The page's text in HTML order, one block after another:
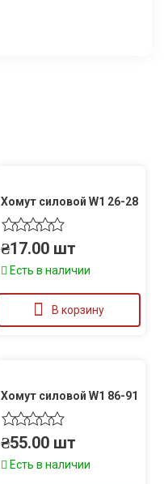
Хомут силовой W1 26-28
₴17.00 шт
Есть в наличии
В корзину
Хомут силовой W1 86-91
₴55.00 шт
Есть в наличии